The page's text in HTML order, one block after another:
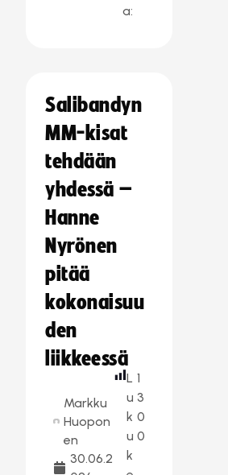
a:
Salibandyn
MM-kisat
tehdään
yhdessä –
Hanne
Nyrönen
pitää
kokonaisuu
den
liikkeessä
Markku
Huopon
en
30.06.2
L
u
k
u
k
1
3
0
0